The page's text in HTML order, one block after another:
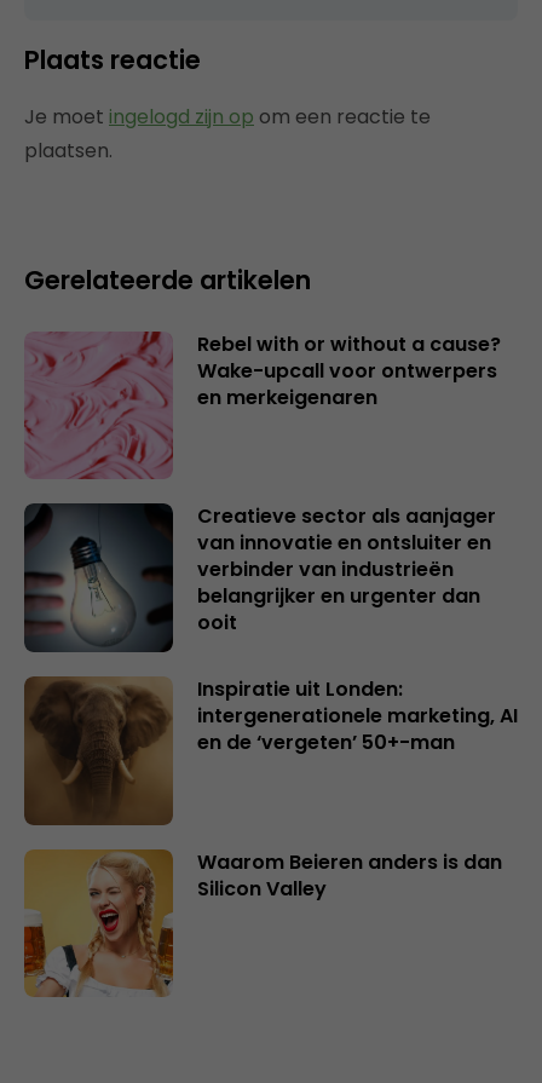
Plaats reactie
Je moet ingelogd zijn op om een reactie te
plaatsen.
Gerelateerde artikelen
Rebel with or without a cause?
Wake-upcall voor ontwerpers
en merkeigenaren
Creatieve sector als aanjager
van innovatie en ontsluiter en
verbinder van industrieën
belangrijker en urgenter dan
ooit
Inspiratie uit Londen:
intergenerationele marketing, AI
en de ‘vergeten’ 50+-man
Waarom Beieren anders is dan
Silicon Valley